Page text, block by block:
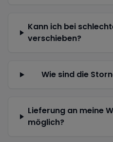
Kann ich bei
verschieben?
Wie sind die
Lieferung an meine
möglich?